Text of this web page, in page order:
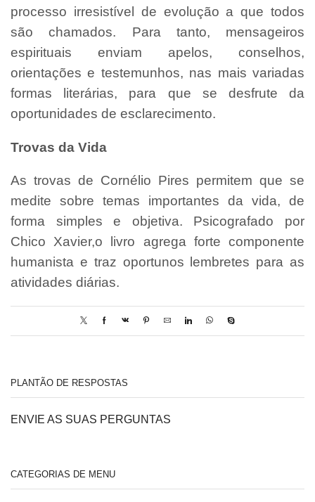
processo irresistível de evolução a que todos
são chamados. Para tanto, mensageiros
espirituais enviam apelos, conselhos,
orientações e testemunhos, nas mais variadas
formas literárias, para que se desfrute da
oportunidades de esclarecimento.
Trovas da Vida
As trovas de Cornélio Pires permitem que se
medite sobre temas importantes da vida, de
forma simples e objetiva. Psicografado por
Chico Xavier,o livro agrega forte componente
humanista e traz oportunos lembretes para as
atividades diárias.
PLANTÃO DE RESPOSTAS
ENVIE AS SUAS PERGUNTAS
CATEGORIAS DE MENU